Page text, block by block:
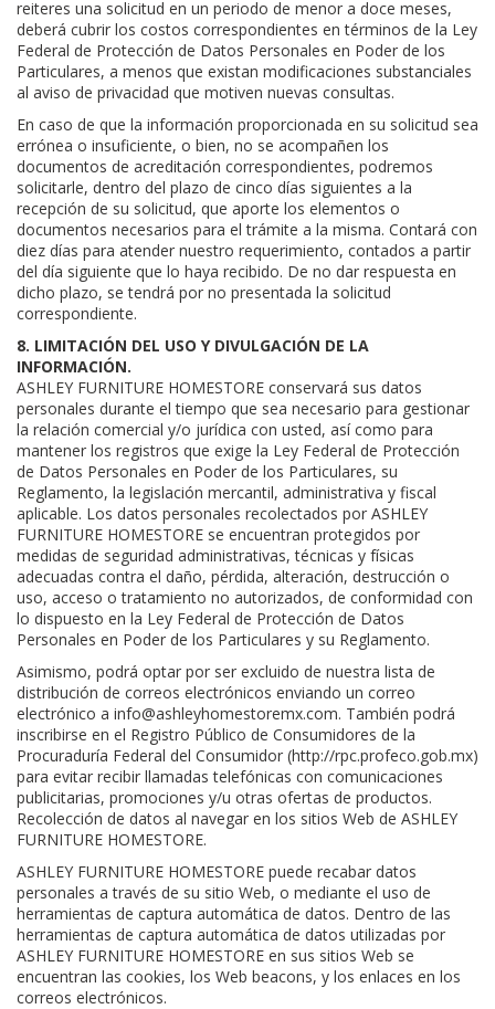
reiteres una solicitud en un periodo de menor a doce meses,
deberá cubrir los costos correspondientes en términos de la Ley
Federal de Protección de Datos Personales en Poder de los
Particulares, a menos que existan modificaciones substanciales
al aviso de privacidad que motiven nuevas consultas.
En caso de que la información proporcionada en su solicitud sea
errónea o insuficiente, o bien, no se acompañen los
documentos de acreditación correspondientes, podremos
solicitarle, dentro del plazo de cinco días siguientes a la
recepción de su solicitud, que aporte los elementos o
documentos necesarios para el trámite a la misma. Contará con
diez días para atender nuestro requerimiento, contados a partir
del día siguiente que lo haya recibido. De no dar respuesta en
dicho plazo, se tendrá por no presentada la solicitud
correspondiente.
8. LIMITACIÓN DEL USO Y DIVULGACIÓN DE LA
INFORMACIÓN.
ASHLEY FURNITURE HOMESTORE conservará sus datos
personales durante el tiempo que sea necesario para gestionar
la relación comercial y/o jurídica con usted, así como para
mantener los registros que exige la Ley Federal de Protección
de Datos Personales en Poder de los Particulares, su
Reglamento, la legislación mercantil, administrativa y fiscal
aplicable. Los datos personales recolectados por ASHLEY
FURNITURE HOMESTORE se encuentran protegidos por
medidas de seguridad administrativas, técnicas y físicas
adecuadas contra el daño, pérdida, alteración, destrucción o
uso, acceso o tratamiento no autorizados, de conformidad con
lo dispuesto en la Ley Federal de Protección de Datos
Personales en Poder de los Particulares y su Reglamento.
Asimismo, podrá optar por ser excluido de nuestra lista de
distribución de correos electrónicos enviando un correo
electrónico a info@ashleyhomestoremx.com. También podrá
inscribirse en el Registro Público de Consumidores de la
Procuraduría Federal del Consumidor (http://rpc.profeco.gob.mx)
para evitar recibir llamadas telefónicas con comunicaciones
publicitarias, promociones y/u otras ofertas de productos.
Recolección de datos al navegar en los sitios Web de ASHLEY
FURNITURE HOMESTORE.
ASHLEY FURNITURE HOMESTORE puede recabar datos
personales a través de su sitio Web, o mediante el uso de
herramientas de captura automática de datos. Dentro de las
herramientas de captura automática de datos utilizadas por
ASHLEY FURNITURE HOMESTORE en sus sitios Web se
encuentran las cookies, los Web beacons, y los enlaces en los
correos electrónicos.